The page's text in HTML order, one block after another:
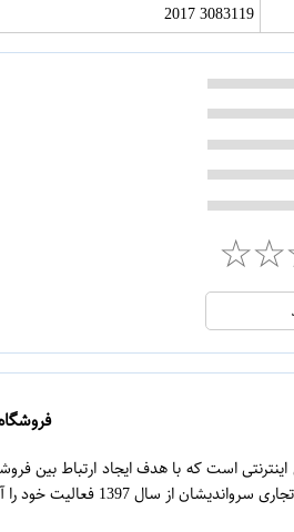
3083119 2017
☆
☆
اینترنتی است که با هدف ایجاد ارتباط بین
سال 1397 فعالیت خود را آغاز نموده است.